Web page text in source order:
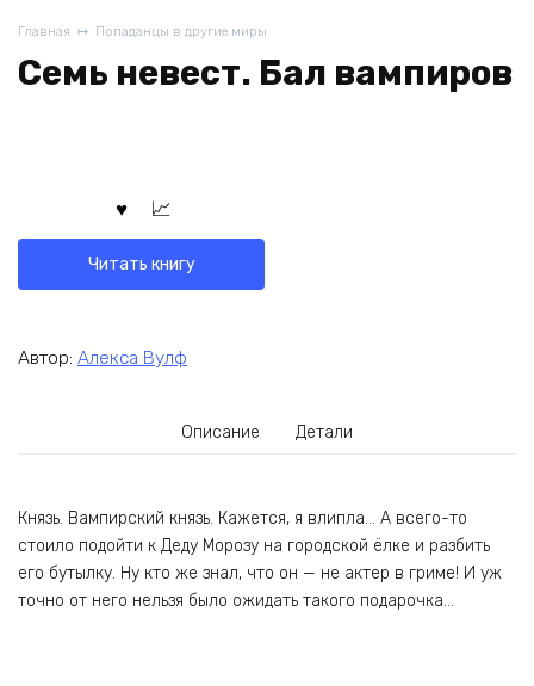
Главная Попаданцы в другие миры
Семь невест. Бал вампиров
Читать книгу
Автор: Алекса Вулф
Описание Детали
Князь. Вампирский князь. Кажется, я влипла… А всего-то
стоило подойти к Деду Морозу на городской ёлке и разбить
его бутылку. Ну кто же знал, что он — не актер в гриме! И уж
точно от него нельзя было ожидать такого подарочка…